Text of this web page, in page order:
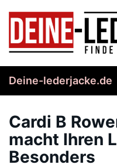
content
Deine-lederjacke.de
Cardi B
macht Ihren
Besonders